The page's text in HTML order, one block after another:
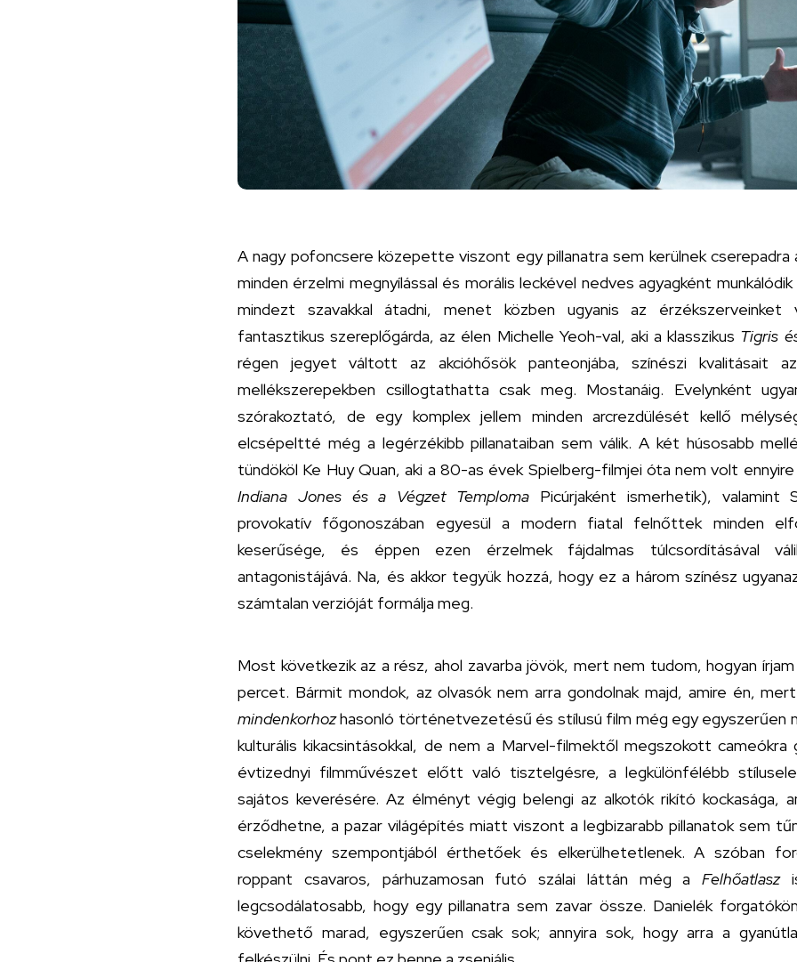
A nagy pofoncsere közepette viszont egy pillanatra sem kerülnek
minden érzelmi megnyílással és morális leckével nedves agyagként
mindezt szavakkal átadni, menet közben ugyanis az
fantasztikus szereplőgárda, az élen Michelle Yeoh-val, aki a klasszikus Tigris
régen jegyet váltott az akcióhősök panteonjába, színészi kvalitásait
mellékszerepekben csillogtathatta csak meg. Mostanáig. Evelynként
szórakoztató, de egy komplex jellem minden arcrezdülését kellő
elcsépeltté még a legérzékibb pillanataiban sem válik. A két húsosabb
tündököl Ke Huy Quan, aki a 80-as évek Spielberg-filmjei óta nem volt
Indiana Jones és a Végzet Temploma Picúrjaként ismerhetik), valamint
provokatív főgonoszában egyesül a modern fiatal felnőttek minden
keserűsége, és éppen ezen érzelmek fájdalmas túlcsordításával
antagonistájává. Na, és akkor tegyük hozzá, hogy ez a három színész
számtalan verzióját formálja meg.
Most következik az a rész, ahol zavarba jövök, mert nem tudom, hogyan
percet. Bármit mondok, az olvasók nem arra gondolnak majd, amire én,
mindenkorhozhasonló történetvezetésű és stílusú film még egy egyszerűen
kulturális kikacsintásokkal, de nem a Marvel-filmektől megszokott
évtizednyi filmművészet előtt való tisztelgésre, a legkülönfélébb
sajátos keverésére. Az élményt végig belengi az alkotók rikító kockasága,
érződhetne, a pazar világépítés miatt viszont a legbizarabb pillanatok sem
cselekmény szempontjából érthetőek és elkerülhetetlenek. A szóban
roppant csavaros, párhuzamosan futó szálai láttán még aFelhőatlasz
legcsodálatosabb, hogy egy pillanatra sem zavar össze. Danielék
követhető marad, egyszerűen csak sok; annyira sok, hogy arra a